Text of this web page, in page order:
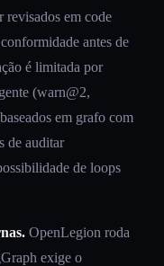
revisados em code
antes de
é limitada por
(warn@2,
em grafo com
de auditar
de loops
OpenLegion roda
exige o